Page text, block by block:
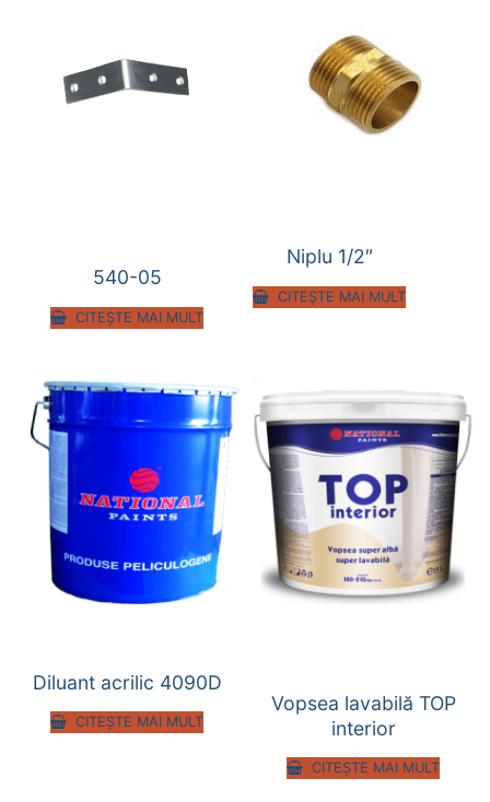
540-05
CITEȘTE MAI MULT
Niplu 1/2″
CITEȘTE MAI MULT
Diluant acrilic 4090D
CITEȘTE MAI MULT
Vopsea lavabilă TOP
interior
CITEȘTE MAI MULT